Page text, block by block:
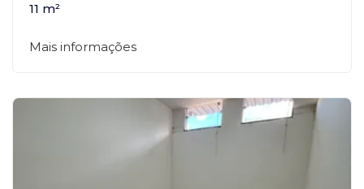
11 m²
Mais informações